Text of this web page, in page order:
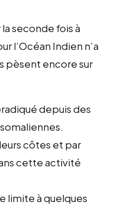
seconde fois à
l’Océan Indien n’a
pèsent encore sur
depuis des
côtes et par
cette activité
limite à quelques